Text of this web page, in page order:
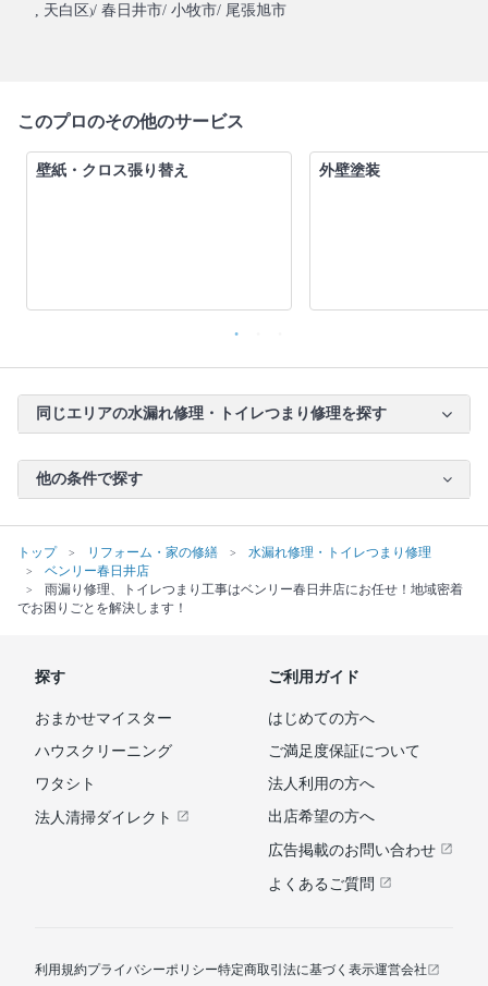
, 天白区)/ 春日井市/ 小牧市/ 尾張旭市
このプロのその他のサービス
壁紙・クロス張り替え 外壁塗装
同じエリアの水漏れ修理・トイレつまり修理を探す
他の条件で探す
トップ リフォーム・家の修繕
水漏れ修理・トイレつまり修理
ベンリー春日井店
雨漏り修理、トイレつまり工事はベンリー春日井店にお任せ！地域密着
でお困りごとを解決します！
探す
おまかせマイスター
ハウスクリーニング
ワタシト
法人清掃ダイレクト
ご利用ガイド
はじめての方へ
ご満足度保証について
法人利用の方へ
出店希望の方へ
広告掲載のお問い合わせ
よくあるご質問
利用規約プライバシーポリシー特定商取引法に基づく表示運営会社